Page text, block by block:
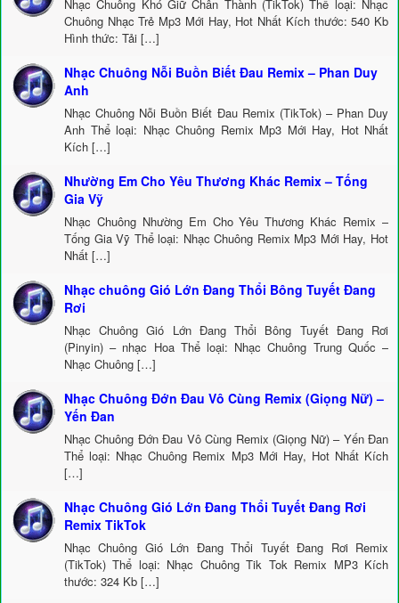
Nhạc Chuông Khó Giữ Chân Thành (TikTok) Thể loại: Nhạc
Chuông Nhạc Trẻ Mp3 Mới Hay, Hot Nhất Kích thước: 540 Kb
Hình thức: Tải […]
Nhạc Chuông Nỗi Buồn Biết Đau Remix – Phan Duy
Anh
Nhạc Chuông Nỗi Buồn Biết Đau Remix (TikTok) – Phan Duy
Anh Thể loại: Nhạc Chuông Remix Mp3 Mới Hay, Hot Nhất
Kích […]
Nhường Em Cho Yêu Thương Khác Remix – Tống
Gia Vỹ
Nhạc Chuông Nhường Em Cho Yêu Thương Khác Remix –
Tống Gia Vỹ Thể loại: Nhạc Chuông Remix Mp3 Mới Hay, Hot
Nhất […]
Nhạc chuông Gió Lớn Đang Thổi Bông Tuyết Đang
Rơi
Nhạc Chuông Gió Lớn Đang Thổi Bông Tuyết Đang Rơi
(Pinyin) – nhạc Hoa Thể loại: Nhạc Chuông Trung Quốc –
Nhạc Chuông […]
Nhạc Chuông Đớn Đau Vô Cùng Remix (Giọng Nữ) –
Yến Đan
Nhạc Chuông Đớn Đau Vô Cùng Remix (Giọng Nữ) – Yến Đan
Thể loại: Nhạc Chuông Remix Mp3 Mới Hay, Hot Nhất Kích
[…]
Nhạc Chuông Gió Lớn Đang Thổi Tuyết Đang Rơi
Remix TikTok
Nhạc Chuông Gió Lớn Đang Thổi Tuyết Đang Rơi Remix
(TikTok) Thể loại: Nhạc Chuông Tik Tok Remix MP3 Kích
thước: 324 Kb […]